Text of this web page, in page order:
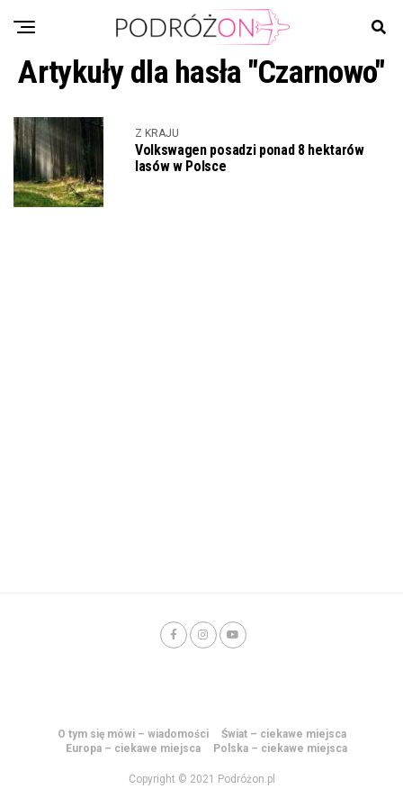
Artykuły dla hasła "Czarnowo"
Z KRAJU
Volkswagen posadzi ponad 8 hektarów
lasów w Polsce
O tym się mówi – wiadomości
Świat – ciekawe miejsca
Europa – ciekawe miejsca
Polska – ciekawe miejsca
Copyright © 2021 Podróżon.pl